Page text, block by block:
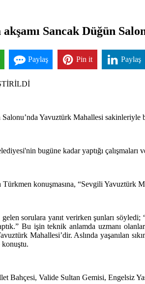
Sancak Düğün
Paylaş Pin it Paylaş
Yavuztürk Mahallesi sakinleriyle
bugüne kadar yaptığı çalışmaları
konuşmasına, “Sevgili Yavuztürk
sorulara yanıt verirken şunları
Bu işin teknik anlamda uzmanı
Mahallesi’dir. Aslında yaşanılan
konuştu.
Bahçesi, Valide Sultan Gemisi, Engelsiz